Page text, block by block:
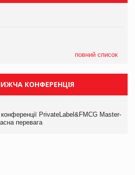
повний список
КОНФЕРЕНЦІЯ
PrivateLabel&FMCG Master-
перевага